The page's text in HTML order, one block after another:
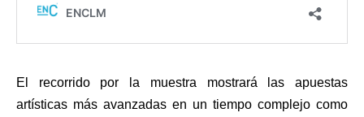
El recorrido por la muestra mostrará las apuestas
artísticas más avanzadas en un tiempo complejo como